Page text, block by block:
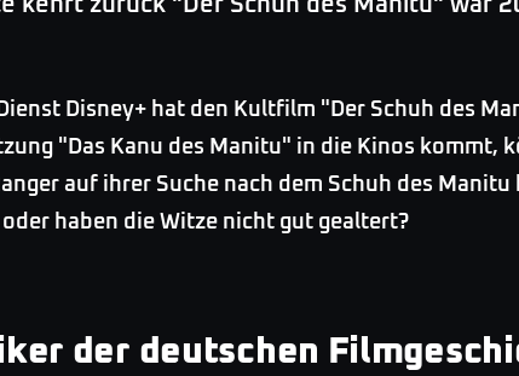
kehrt zurück "Der Schuh des Manitu" war
Disney+ hat den Kultfilm "Der Schuh des
"Das Kanu des Manitu" in die Kinos kommt,
auf ihrer Suche nach dem Schuh des
haben die Witze nicht gut gealtert?
der deutschen